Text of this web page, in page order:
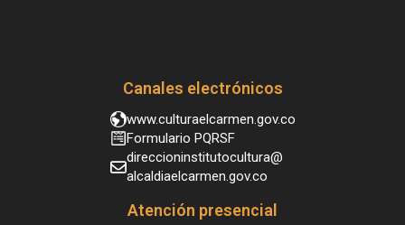
Canales electrónicos
www.culturaelcarmen.gov.co
Formulario PQRSF
direccioninstitutocultura@
alcaldiaelcarmen.gov.co
Atención presencial